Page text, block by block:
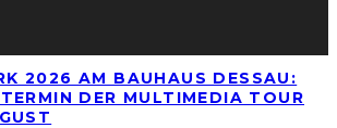
2026 AM BAUHAUS DESSAU:
DER MULTIMEDIA TOUR